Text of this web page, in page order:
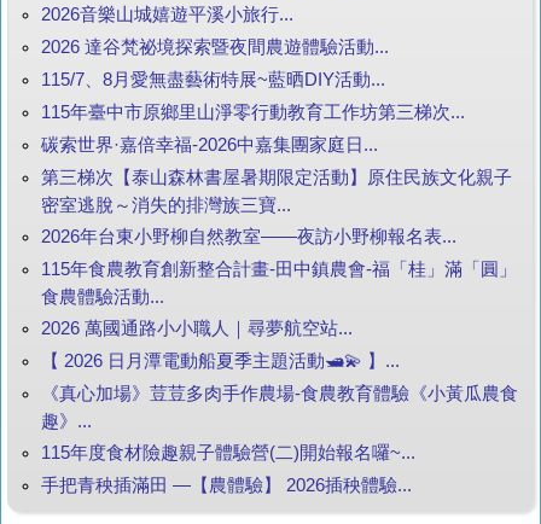
2026音樂山城嬉遊平溪小旅行...
2026 達谷梵祕境探索暨夜間農遊體驗活動...
115/7、8月愛無盡藝術特展~藍晒DIY活動...
115年臺中市原鄉里山淨零行動教育工作坊第三梯次...
碳索世界·嘉倍幸福-2026中嘉集團家庭日...
第三梯次【泰山森林書屋暑期限定活動】原住民族文化親子
密室逃脫～消失的排灣族三寶...
2026年台東小野柳自然教室——夜訪小野柳報名表...
115年食農教育創新整合計畫-田中鎮農會-福「桂」滿「圓」
食農體驗活動...
2026 萬國通路小小職人｜尋夢航空站...
【 2026 日月潭電動船夏季主題活動🛥️💫 】...
《真心加場》荳荳多肉手作農場-食農教育體驗《小黃瓜農食
趣》...
115年度食材險趣親子體驗營(二)開始報名囉~...
手把青秧插滿田 —【農體驗】 2026插秧體驗...